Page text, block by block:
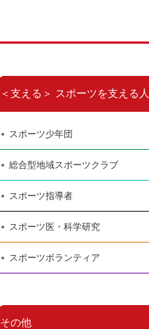
＜支える＞ スポーツを支える
スポーツ少年団
総合型地域スポーツクラブ
スポーツ指導者
スポーツ医・科学研究
スポーツボランティア
その他